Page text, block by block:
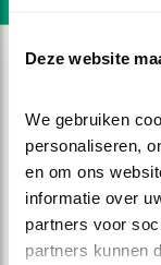
Deze website
We gebruiken
personaliseren,
en om ons
informatie over
partners voor
partners kunnen